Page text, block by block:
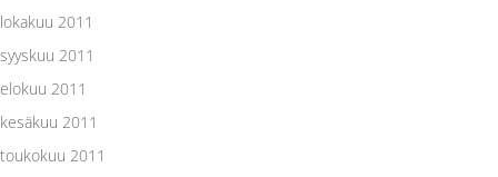
lokakuu 2011
syyskuu 2011
elokuu 2011
kesäkuu 2011
toukokuu 2011